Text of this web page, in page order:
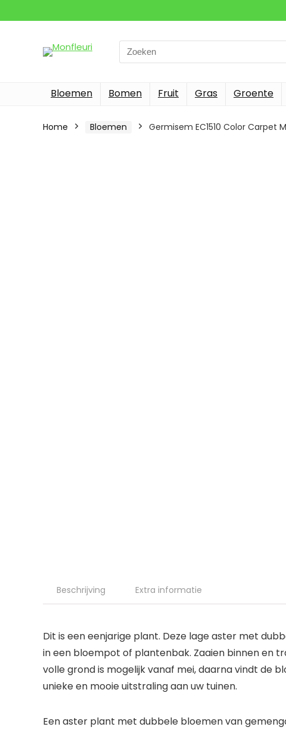
Search
for:
Bloemen Bomen Fruit Gras Groente
Home Bloemen Germisem EC1510 Color Carpet
Beschrijving Extra informatie
Dit is een eenjarige plant. Deze lage aster met
in een bloempot of plantenbak. Zaaien binnen en
volle grond is mogelijk vanaf mei, daarna vindt de
unieke en mooie uitstraling aan uw tuinen.
Een aster plant met dubbele bloemen van